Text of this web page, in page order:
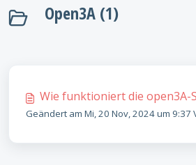
Open3A (1)
Wie funktioniert die open3A-
Geändert am Mi, 20 Nov, 2024 um 9:37